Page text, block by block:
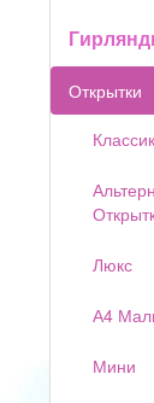
Открытки
Люкс
А4
Мини